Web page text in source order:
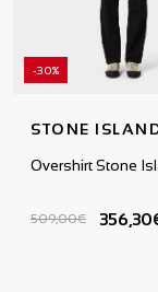
-30%
STONE
Overshirt Stone
509,00€